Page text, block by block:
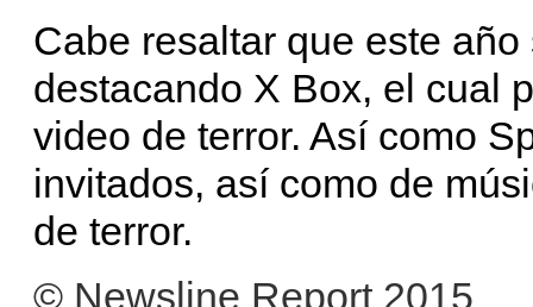
Cabe resaltar que este
destacando X Box, el cual
video de terror. Así como
invitados, así como de
de terror.
© Newsline Report 2015